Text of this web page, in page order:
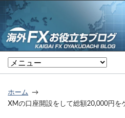
ホーム
XMの口座開設をして総額20,000円を